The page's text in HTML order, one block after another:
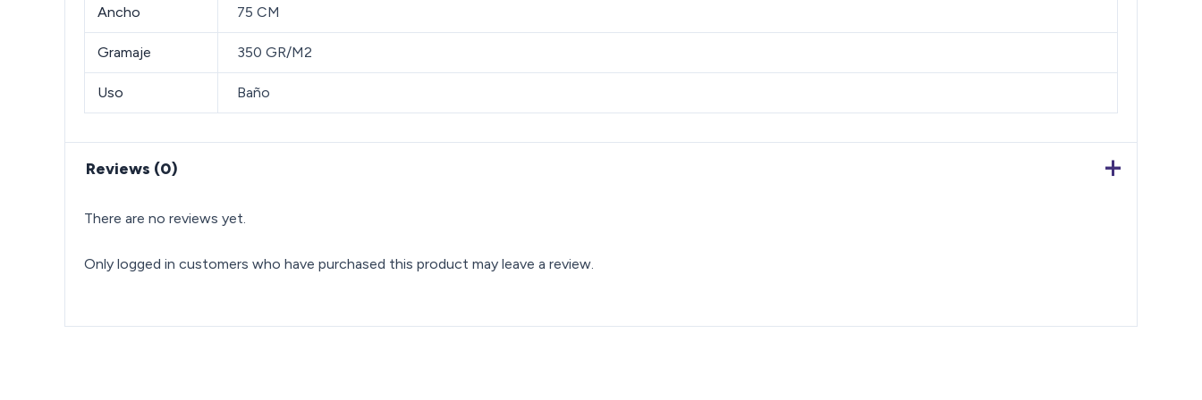
Ancho 75 CM
Gramaje 350 GR/M2
Uso Baño
Reviews (0)
There are no reviews yet.
Only logged in customers who have purchased this product may leave a review.